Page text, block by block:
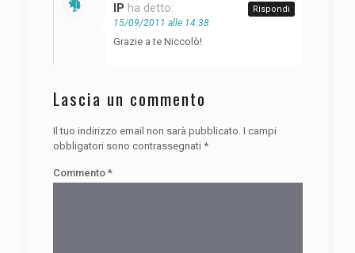
IP ha detto:
15/09/2011 alle 14:38
Grazie a te Niccolò!
Rispondi
Lascia un commento
Il tuo indirizzo email non sarà pubblicato. I campi
obbligatori sono contrassegnati *
Commento *